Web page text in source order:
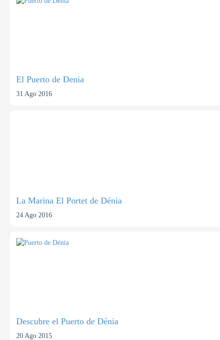
El Puerto de Denia
31 Ago 2016
La Marina El Portet de Dénia
24 Ago 2016
Descubre el Puerto de Dénia
20 Ago 2015